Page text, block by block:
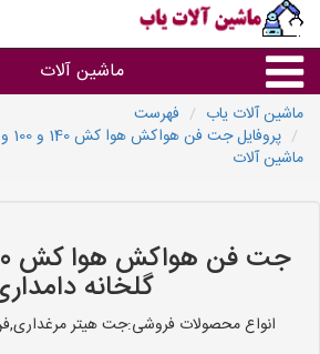
ماشین آلات
ماشین آلات
ماشین آلات
ماشین آلات یاب
فهرست
ماشین آلات
گلخانه
انواع محصولات فروشی:جت هیتر